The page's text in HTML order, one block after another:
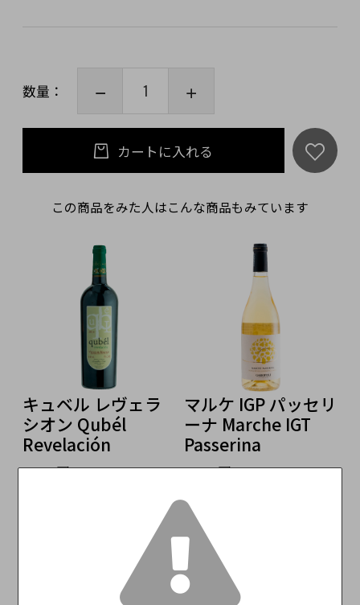
数量：
カートに入れる
この商品をみた人はこんな商品もみています
キュベル レヴェラ
シオン Qubél
Revelación
3,300円 （税込）
マルケ IGP パッセリ
ーナ Marche IGT
Passerina
3,300円 （税込）